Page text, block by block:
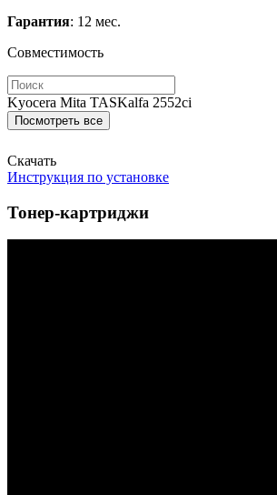
Гарантия: 12 мес.
Совместимость
Kyocera Mita TASKalfa 2552ci
Посмотреть все
Скачать
Инструкция по установке
Тонер-картриджи